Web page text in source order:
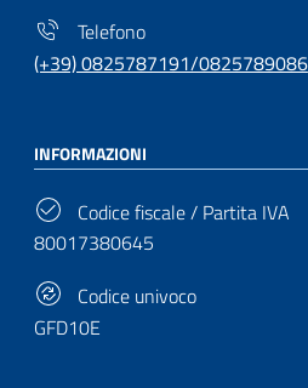
Telefono
(+39) 0825787191/0825789086
INFORMAZIONI
Codice fiscale / Partita IVA
80017380645
Codice univoco
GFD10E